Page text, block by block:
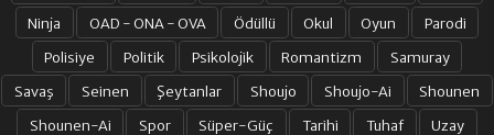
Ninja OAD - ONA - OVA Ödüllü Okul Oyun
Parodi
Polisiye
Politik Psikolojik Romantizm
Samuray
Savaş
Seinen Şeytanlar Shoujo Shoujo-Ai
Shounen
Shounen-Ai
Spor Süper-Güç Tarihi Tuhaf
Uzay